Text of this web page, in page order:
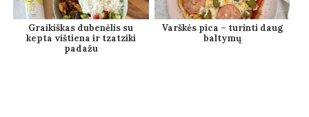
Graikiškas dubenėlis su
kepta vištiena ir tzatziki
padažu
Varškės pica – turinti daug
baltymų